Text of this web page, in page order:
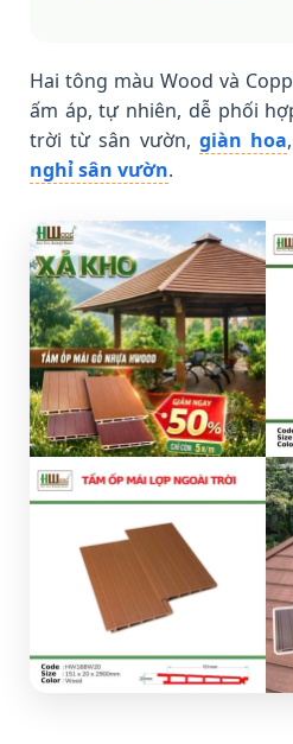
Hai tông màu Wood và
ấm áp, tự nhiên, dễ phối
trời từ sân vườn, giàn hoa
nghỉ sân vườn.